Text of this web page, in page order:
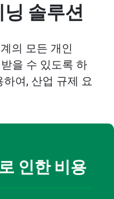
솔루션
의 모든 개인
받을 수 있도록 하
하여, 산업 규제 요
인한 비용